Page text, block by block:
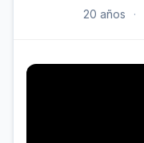
20 años ·